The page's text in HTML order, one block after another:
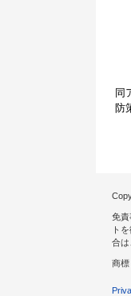
同
防
免責
ト
合は
商標